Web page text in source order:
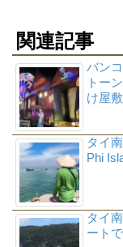
関連記事
バン
トー
け屋
タイ
Phi
タイ
ート